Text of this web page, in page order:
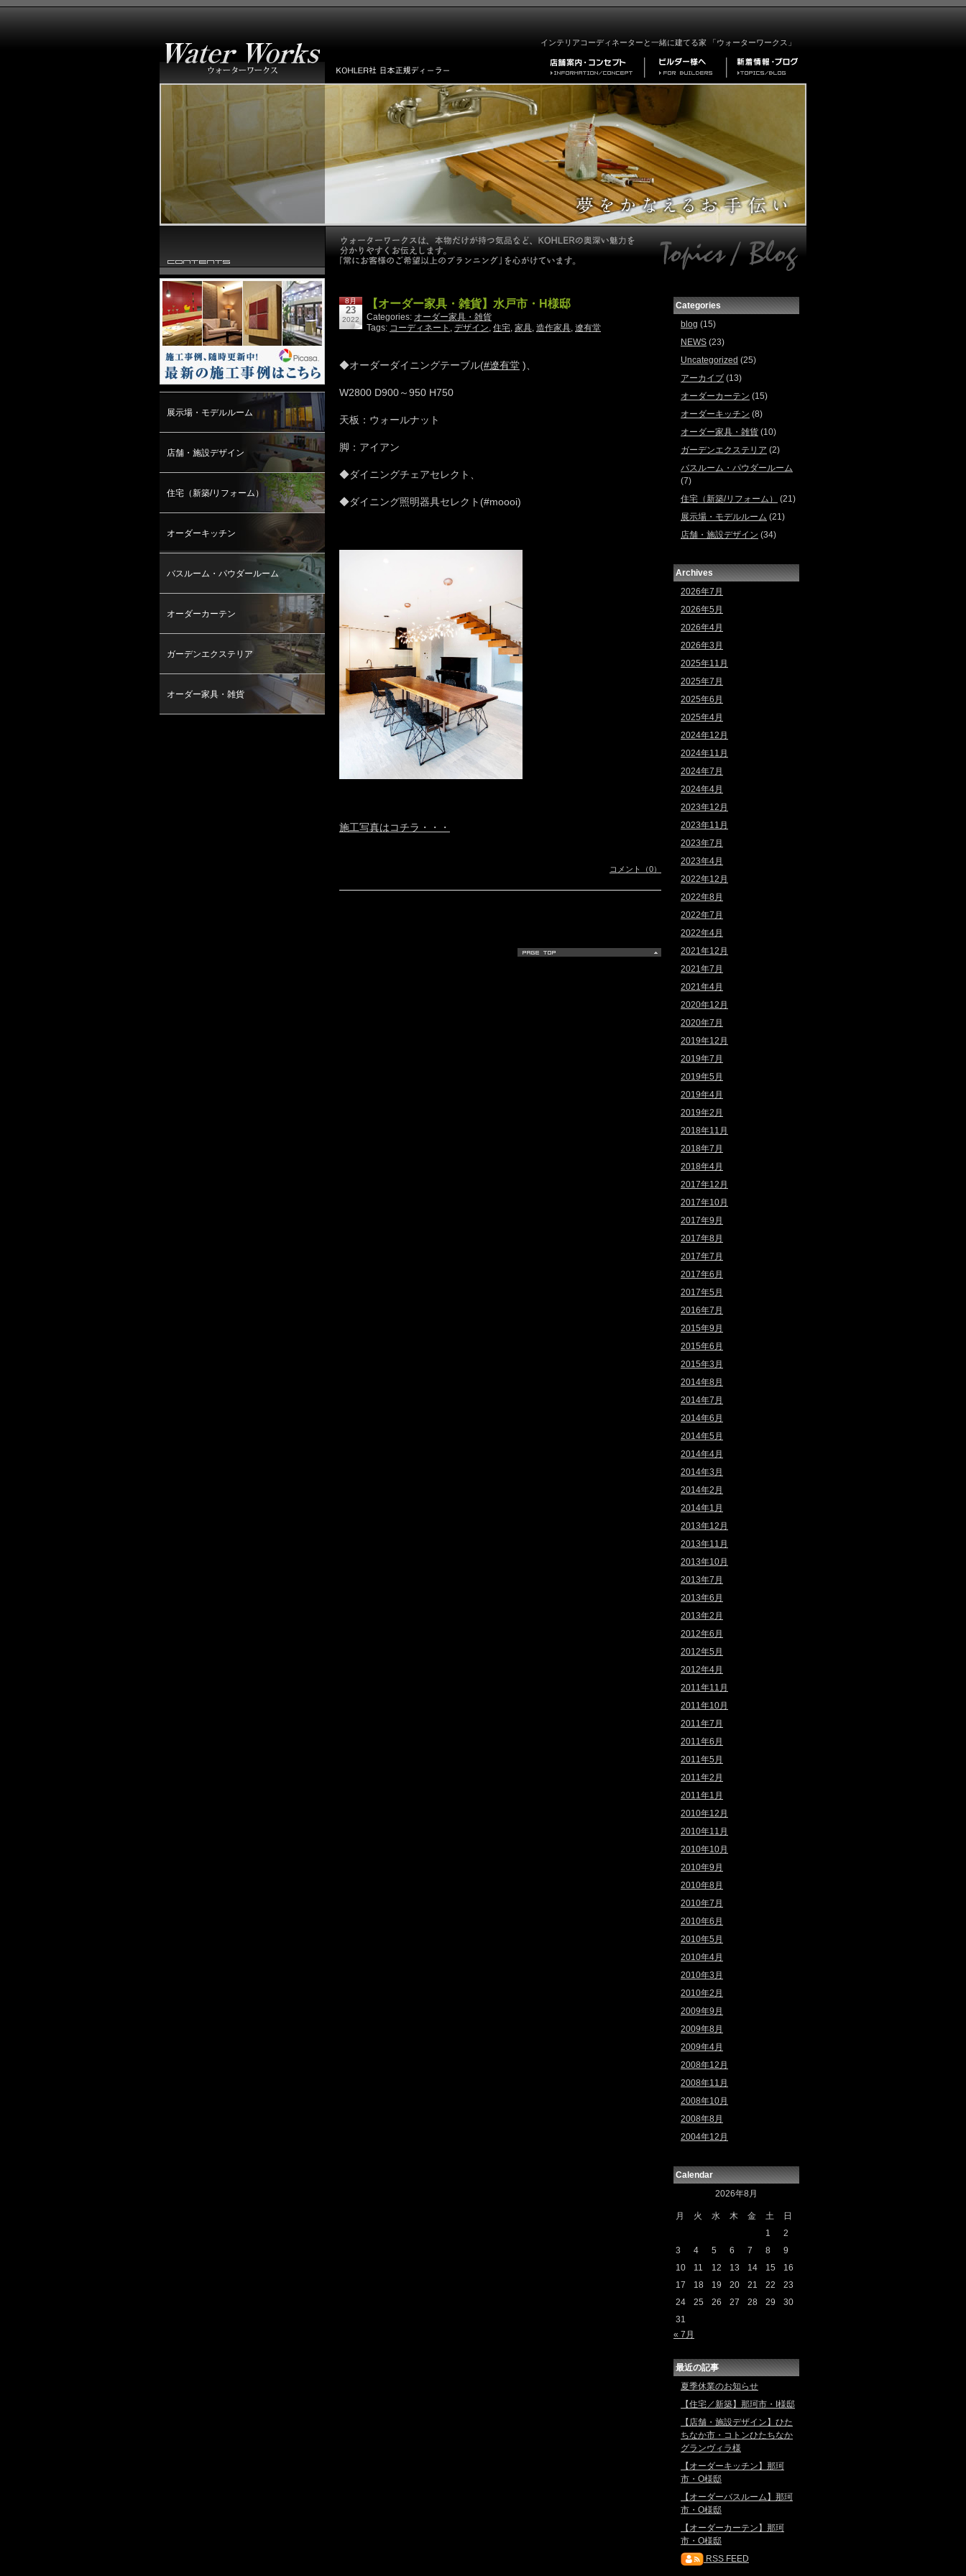
インテリアコーディネーターと一緒に建てる家 「ウォーターワークス」
展示場・モデルルーム
店舗・施設デザイン
住宅（新築/リフォーム）
オーダーキッチン
バスルーム・パウダールーム
オーダーカーテン
ガーデンエクステリア
オーダー家具・雑貨
8月
23
2022
【オーダー家具・雑貨】水戸市・H様邸
Categories: オーダー家具・雑貨
Tags: コーディネート デザイン 住宅 家具 造作家具 遼有堂
◆オーダーダイニングテーブル(#遼有堂 )、
W2800 D900～950 H750
天板：ウォールナット
脚：アイアン
◆ダイニングチェアセレクト、
◆ダイニング照明器具セレクト(#moooi)
施工写真はコチラ・・・
コメント（0）
Categories
blog (15)
NEWS (23)
Uncategorized (25)
アーカイブ (13)
オーダーカーテン (15)
オーダーキッチン (8)
オーダー家具・雑貨 (10)
ガーデンエクステリア (2)
バスルーム・パウダールーム
(7)
住宅（新築/リフォーム）
(21)
展示場・モデルルーム (21)
店舗・施設デザイン (34)
Archives
2026年7月
2026年5月
2026年4月
2026年3月
2025年11月
2025年7月
2025年6月
2025年4月
2024年12月
2024年11月
2024年7月
2024年4月
2023年12月
2023年11月
2023年7月
2023年4月
2022年12月
2022年8月
2022年7月
2022年4月
2021年12月
2021年7月
2021年4月
2020年12月
2020年7月
2019年12月
2019年7月
2019年5月
2019年4月
2019年2月
2018年11月
2018年7月
2018年4月
2017年12月
2017年10月
2017年9月
2017年8月
2017年7月
2017年6月
2017年5月
2016年7月
2015年9月
2015年6月
2015年3月
2014年8月
2014年7月
2014年6月
2014年5月
2014年4月
2014年3月
2014年2月
2014年1月
2013年12月
2013年11月
2013年10月
2013年7月
2013年6月
2013年2月
2012年6月
2012年5月
2012年4月
2011年11月
2011年10月
2011年7月
2011年6月
2011年5月
2011年2月
2011年1月
2010年12月
2010年11月
2010年10月
2010年9月
2010年8月
2010年7月
2010年6月
2010年5月
2010年4月
2010年3月
2010年2月
2009年9月
2009年8月
2009年4月
2008年12月
2008年11月
2008年10月
2008年8月
2004年12月
Calendar
2026年8月
月 火 水 木 金 土
日
1
2
3
4 5 6 7 8
9
10
11 12 13 14 15
16
17
18 19 20 21 22
23
24
25 26 27 28 29
30
31
« 7月
最近の記事
夏季休業のお知らせ
【住宅／新築】那珂市・I様邸
【店舗・施設デザイン】ひた
ちなか市・コトンひたちなか
グランヴィラ様
【オーダーキッチン】那珂
市・O様邸
【オーダーバスルーム】那珂
市・O様邸
【オーダーカーテン】那珂
市・O様邸
RSS FEED